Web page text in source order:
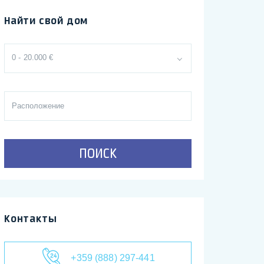
Найти свой дом
0 - 20.000 €
ПОИСК
Контакты
+359 (888) 297-441